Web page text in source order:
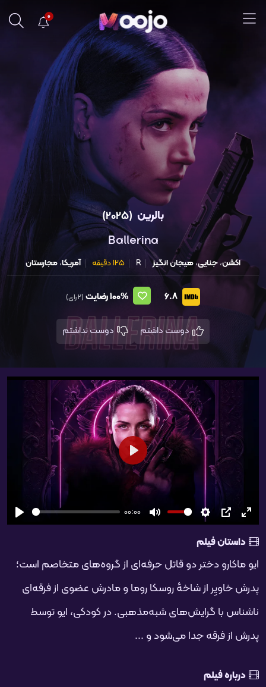
0
بالرین (2025)
Ballerina
اکشن،جنایی،هیجان انگیز R ۱۲۵ دقیقه آمریکا،مجارستان
6.8
100%رضایت (2 رای)
دوست داشتم
شروع
00:00
بی‌صدا تنظیمات
PIP تمام
شروع
داستان فیلم
ایو ماکارو دختر دو قاتل حرفه‌ای از گروه‌های متخاصم است؛
پدرش خاویِر از شاخهٔ روسکا روما و مادرش عضوی از فرقه‌ای
ناشناس با گرایش‌های شبه‌مذهبی. در کودکی، ایو توسط
پدرش از فرقه جدا می‌شود و ...
درباره فیلم